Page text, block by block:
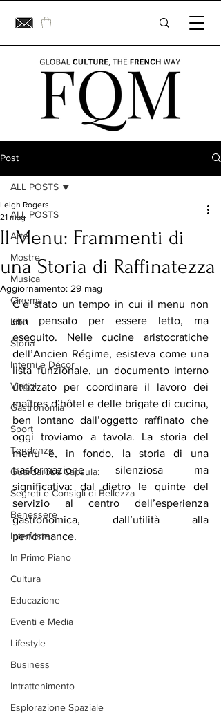
Post
ALL POSTS
Arte
Mostre
Musica
Cinema
Libri
Storia
Interni e Décor
Viaggi
Gastronomia
Sport
Tendenze
Guardaroba Capsula:
Segreti e Consigli di Bellezza
Benessere
Interviste
In Primo Piano
Cultura
Educazione
Eventi e Media
Lifestyle
Business
Intrattenimento
Esplorazione Spaziale
ALL POSTS
Il Menu: Frammenti di
una Storia di Raffinatezza
Leigh Rogers
21 mag
Aggiornamento: 29 mag
C’è stato un tempo in cui il menu non
era pensato per essere letto, ma
eseguito. Nelle cucine aristocratiche
dell’Ancien Régime, esisteva come una
lista funzionale, un documento interno
utilizzato per coordinare il lavoro dei
maîtres d’hôtel e delle brigate di cucina,
ben lontano dall’oggetto raffinato che
oggi troviamo a tavola. La storia del
menu è, in fondo, la storia di una
trasformazione silenziosa ma
significativa: dal dietro le quinte del
servizio al centro dell’esperienza
gastronomica, dall’utilità alla
performance.